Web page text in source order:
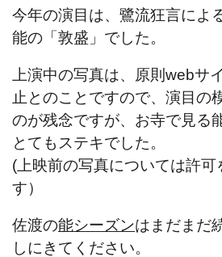
今年の演目は、鷺流狂言によ
能の「敦盛」でした。
上演中の写真は、原則webサ
止とのことですので、演目の
のが残念ですが、お寺で見る
とてもステキでした。
(上映前の写真については許可
す）
佐渡の能シーズンはまだまだ
しにきてください。